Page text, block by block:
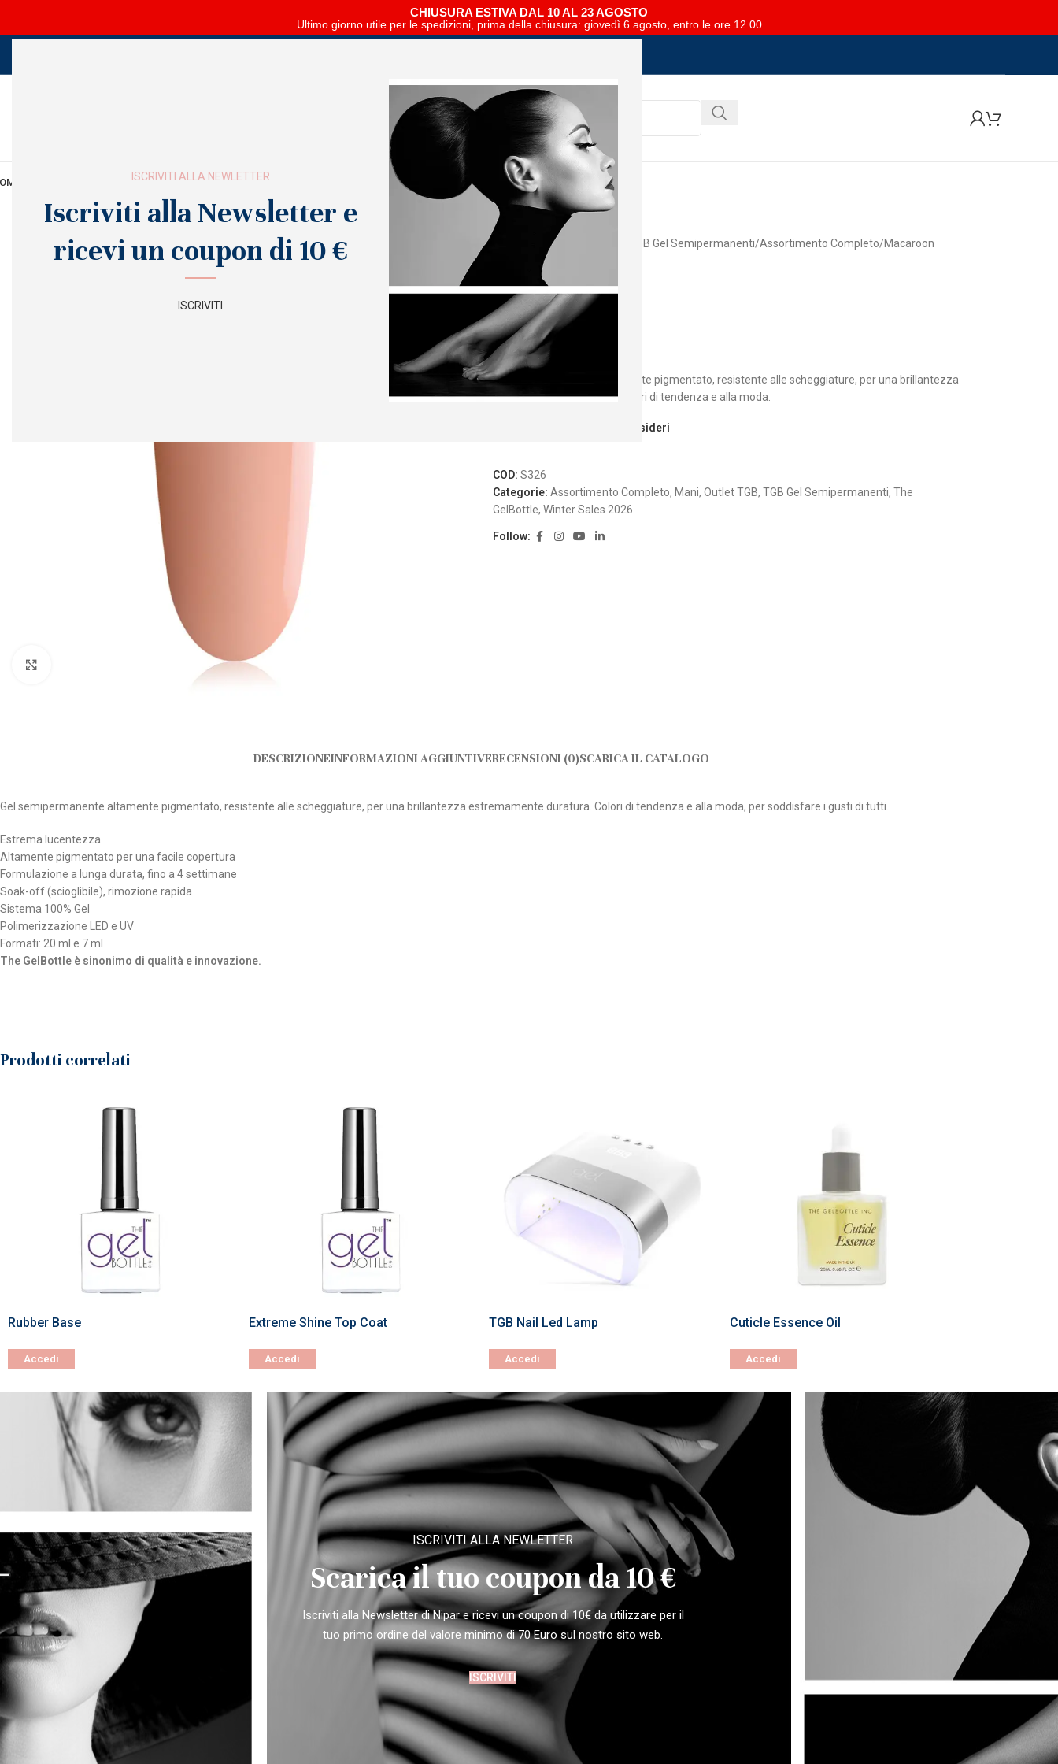
ISCRIVITI ALLA NEWLETTER
Iscriviti alla Newsletter e
ricevi un coupon di 10 €
ISCRIVITI
CHIUSURA ESTIVA DAL 10 AL 23 AGOSTO
Ultimo giorno utile per le spedizioni, prima della chiusura: giovedì 6 agosto, entro le ore 12.00
FORNITUREARREDOSALDI OUTLET
Mani TGB Gel Semipermanenti Assortimento Completo Macaroon
Macaroon
Accedi
Gel semipermanente altamente pigmentato, resistente alle scheggiature, per una brillantezza
estremamente duratura. Colori di tendenza e alla moda.
Aggiungi alla Lista dei Desideri
COD: S326
Categorie: Assortimento Completo, Mani, Outlet TGB, TGB Gel Semipermanenti, The
GelBottle, Winter Sales 2026
Follow:
DESCRIZIONEINFORMAZIONI AGGIUNTIVERECENSIONI (0)SCARICA IL CATALOGO
Gel semipermanente altamente pigmentato, resistente alle scheggiature, per una brillantezza estremamente duratura. Colori di tendenza e alla moda, per soddisfare i gusti di tutti.
Estrema lucentezza
Altamente pigmentato per una facile copertura
Formulazione a lunga durata, fino a 4 settimane
Soak-off (scioglibile), rimozione rapida
Sistema 100% Gel
Polimerizzazione LED e UV
Formati: 20 ml e 7 ml
The GelBottle è sinonimo di qualità e innovazione.
Prodotti correlati
Rubber Base
Accedi
Extreme Shine Top Coat
Accedi
TGB Nail Led Lamp
Accedi
Cuticle Essence Oil
Accedi
ISCRIVITI ALLA NEWLETTER
Scarica il tuo coupon da 10 €
Iscriviti alla Newsletter di Nipar e ricevi un coupon di 10€ da utilizzare per il
tuo primo ordine del valore minimo di 70 Euro sul nostro sito web.
ISCRIVITI